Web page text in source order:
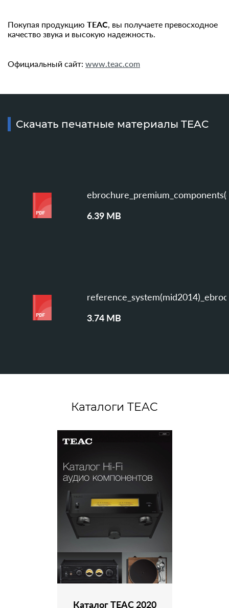
Покупая продукцию TEAC, вы получаете превосходное
качество звука и высокую надежность.
Официальный сайт: www.teac.com
Скачать печатные материалы TEAC
6.39 MB
3.74 MB
Каталоги TEAC
Каталог TEAC 2020